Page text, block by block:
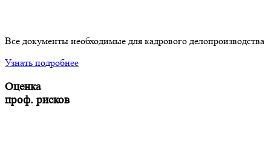
Все документы необходимые для кадрового делопроизводства
Узнать подробнее
Оценка
проф. рисков